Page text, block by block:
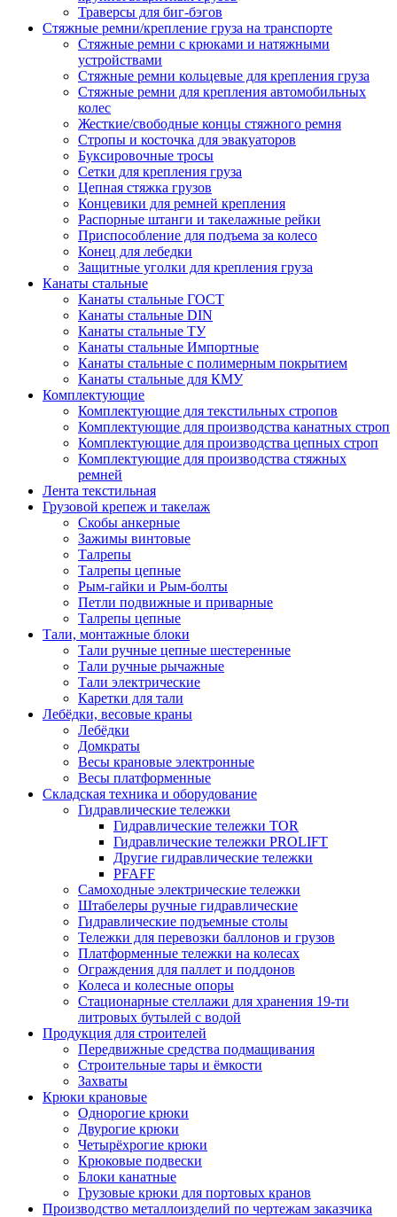
Траверсы для биг-бэгов
Стяжные ремни/крепление груза на транспорте
Стяжные ремни с крюками и натяжными
устройствами
Стяжные ремни кольцевые для крепления груза
Стяжные ремни для крепления автомобильных
колес
Жесткие/свободные концы стяжного ремня
Стропы и косточка для эвакуаторов
Буксировочные тросы
Сетки для крепления груза
Цепная стяжка грузов
Концевики для ремней крепления
Распорные штанги и такелажные рейки
Приспособление для подъема за колесо
Конец для лебедки
Защитные уголки для крепления груза
Канаты стальные
Канаты стальные ГОСТ
Канаты стальные DIN
Канаты стальные ТУ
Канаты стальные Импортные
Канаты стальные с полимерным покрытием
Канаты стальные для КМУ
Комплектующие
Комплектующие для текстильных стропов
Комплектующие для производства канатных строп
Комплектующие для производства цепных строп
Комплектующие для производства стяжных
ремней
Лента текстильная
Грузовой крепеж и такелаж
Скобы анкерные
Зажимы винтовые
Талрепы
Талрепы цепные
Рым-гайки и Рым-болты
Петли подвижные и приварные
Талрепы цепные
Тали, монтажные блоки
Тали ручные цепные шестеренные
Тали ручные рычажные
Тали электрические
Каретки для тали
Лебёдки, весовые краны
Лебёдки
Домкраты
Весы крановые электронные
Весы платформенные
Складская техника и оборудование
Гидравлические тележки
Гидравлические тележки TOR
Гидравлические тележки PROLIFT
Другие гидравлические тележки
PFAFF
Самоходные электрические тележки
Штабелеры ручные гидравлические
Гидравлические подъемные столы
Тележки для перевозки баллонов и грузов
Платформенные тележки на колесах
Ограждения для паллет и поддонов
Колеса и колесные опоры
Стационарные стеллажи для хранения 19-ти
литровых бутылей с водой
Продукция для строителей
Передвижные средства подмащивания
Строительные тары и ёмкости
Захваты
Крюки крановые
Однорогие крюки
Двурогие крюки
Четырёхрогие крюки
Крюковые подвески
Блоки канатные
Грузовые крюки для портовых кранов
Производство металлоизделий по чертежам заказчика